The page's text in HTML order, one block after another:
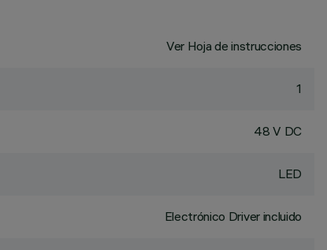
Ver Hoja de instrucciones
1
48 V DC
LED
Electrónico Driver incluido